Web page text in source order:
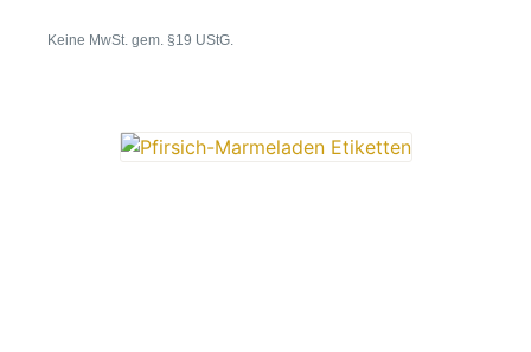
Keine MwSt. gem. §19 UStG.